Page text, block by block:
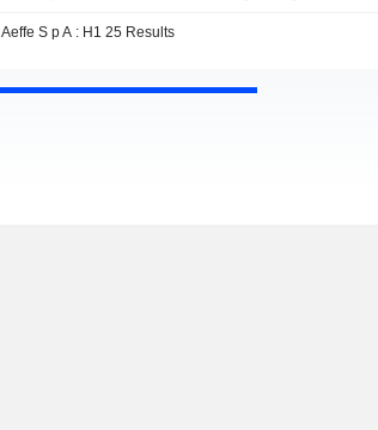
Aeffe S p A : H1 25 Results